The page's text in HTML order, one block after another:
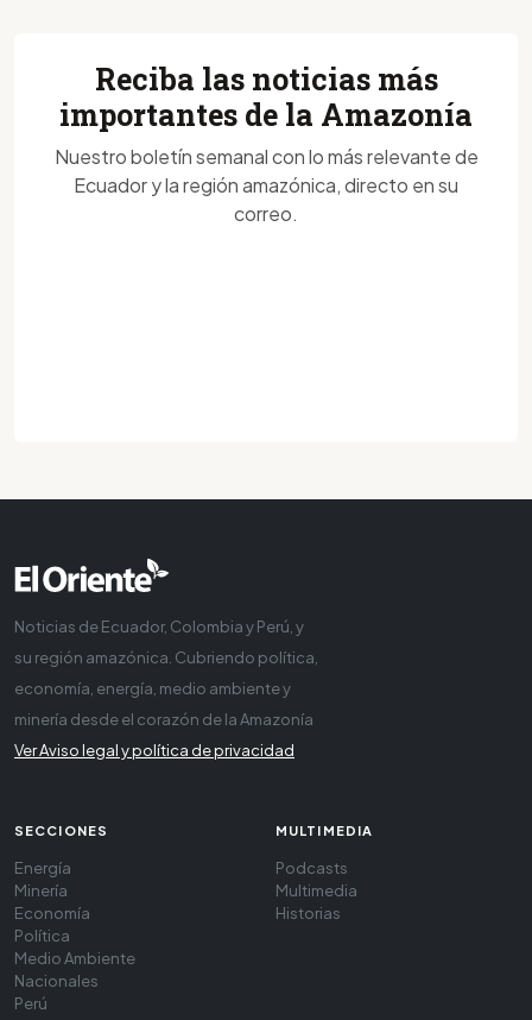
Reciba las noticias más
importantes de la Amazonía
Nuestro boletín semanal con lo más relevante de
Ecuador y la región amazónica, directo en su
correo.
Noticias de Ecuador, Colombia y Perú, y
su región amazónica. Cubriendo política,
economía, energía, medio ambiente y
minería desde el corazón de la Amazonía
Ver Aviso legal y política de privacidad
SECCIONES
Energía
Minería
Economía
Política
Medio Ambiente
Nacionales
Perú
MULTIMEDIA
Podcasts
Multimedia
Historias